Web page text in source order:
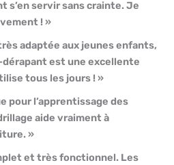
s’en servir sans crainte. Je
! »
adaptée aux jeunes enfants,
est une excellente
tous les jours ! »
pour l’apprentissage des
aide vraiment à
»
et très fonctionnel. Les